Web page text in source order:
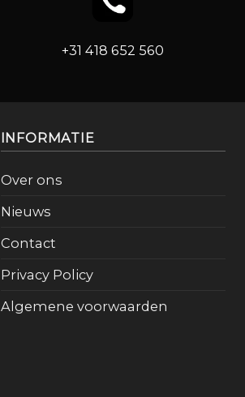
+31 418 652 560
INFORMATIE
Over ons
Nieuws
Contact
Privacy Policy
Algemene voorwaarden